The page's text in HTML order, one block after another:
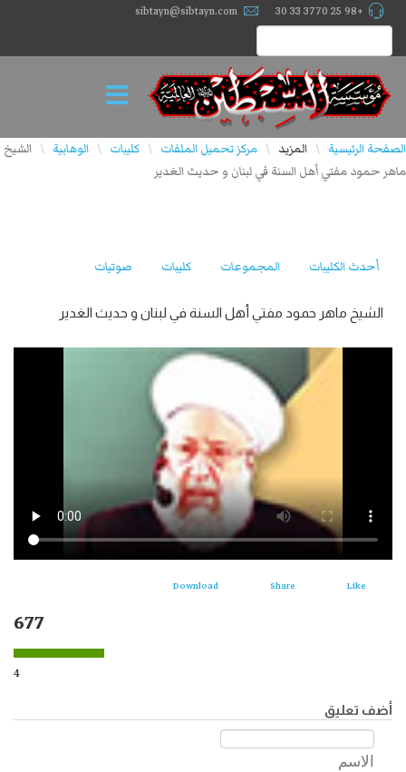
+98 25 3770 33 30
sibtayn@sibtayn.com
الصفحة الرئيسية \ المزيد \ مركز تحميل الملفات \ كليبات \ الوهابية \ الشيخ
ماهر حمود مفتي أهل السنة في لبنان و حديث الغدير
أحدث الكليبات المجموعات كليبات صوتيات
الشيخ ماهر حمود مفتي أهل السنة في لبنان و حديث الغدير
Like
Share
Download
677
4
أضف تعليق
الاسم